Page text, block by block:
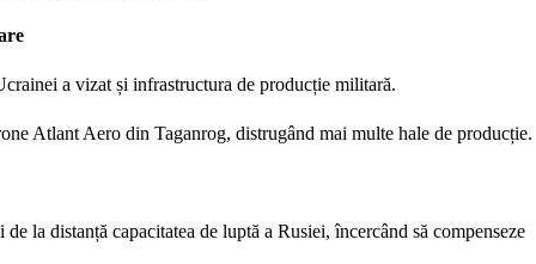
a vizat și infrastructura de producție militară.
Atlant Aero din Taganrog, distrugând mai multe hale de producție.
la distanță capacitatea de luptă a Rusiei, încercând să compenseze